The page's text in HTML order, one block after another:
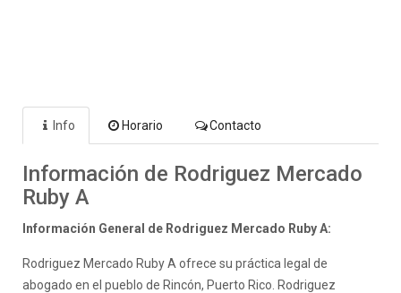
Info Horario Contacto
Información de Rodriguez Mercado
Ruby A
Información General de Rodriguez Mercado Ruby A:
Rodriguez Mercado Ruby A ofrece su práctica legal de
abogado en el pueblo de Rincón, Puerto Rico. Rodriguez